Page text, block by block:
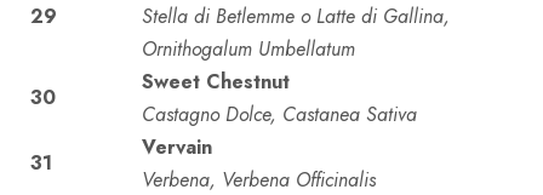
29
Stella di Betlemme o Latte di Gallina,
Ornithogalum Umbellatum
30
Sweet Chestnut
Castagno Dolce, Castanea Sativa
31
Vervain
Verbena, Verbena Officinalis